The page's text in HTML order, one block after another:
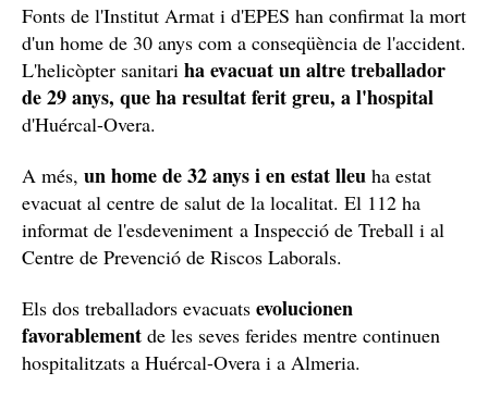
Fonts de l'Institut Armat i d'EPES han confirmat la mort
d'un home de 30 anys com a conseqüència de l'accident.
L'helicòpter sanitari ha evacuat un altre treballador
de 29 anys, que ha resultat ferit greu, a l'hospital
d'Huércal-Overa.
A més, un home de 32 anys i en estat lleu ha estat
evacuat al centre de salut de la localitat. El 112 ha
informat de l'esdeveniment a Inspecció de Treball i al
Centre de Prevenció de Riscos Laborals.
Els dos treballadors evacuats evolucionen
favorablement de les seves ferides mentre continuen
hospitalitzats a Huércal-Overa i a Almeria.